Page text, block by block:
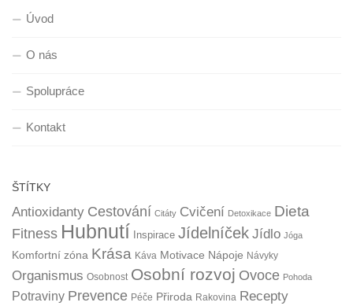
Úvod
O nás
Spolupráce
Kontakt
ŠTÍTKY
Antioxidanty Cestování Citáty Cvičení Detoxikace Dieta
Fitness Hubnutí Inspirace Jídelníček Jídlo Jóga
Komfortní zóna Krása Káva Motivace Nápoje Návyky
Organismus Osobnost Osobní rozvoj Ovoce Pohoda
Potraviny Prevence Péče Přiroda Rakovina Recepty